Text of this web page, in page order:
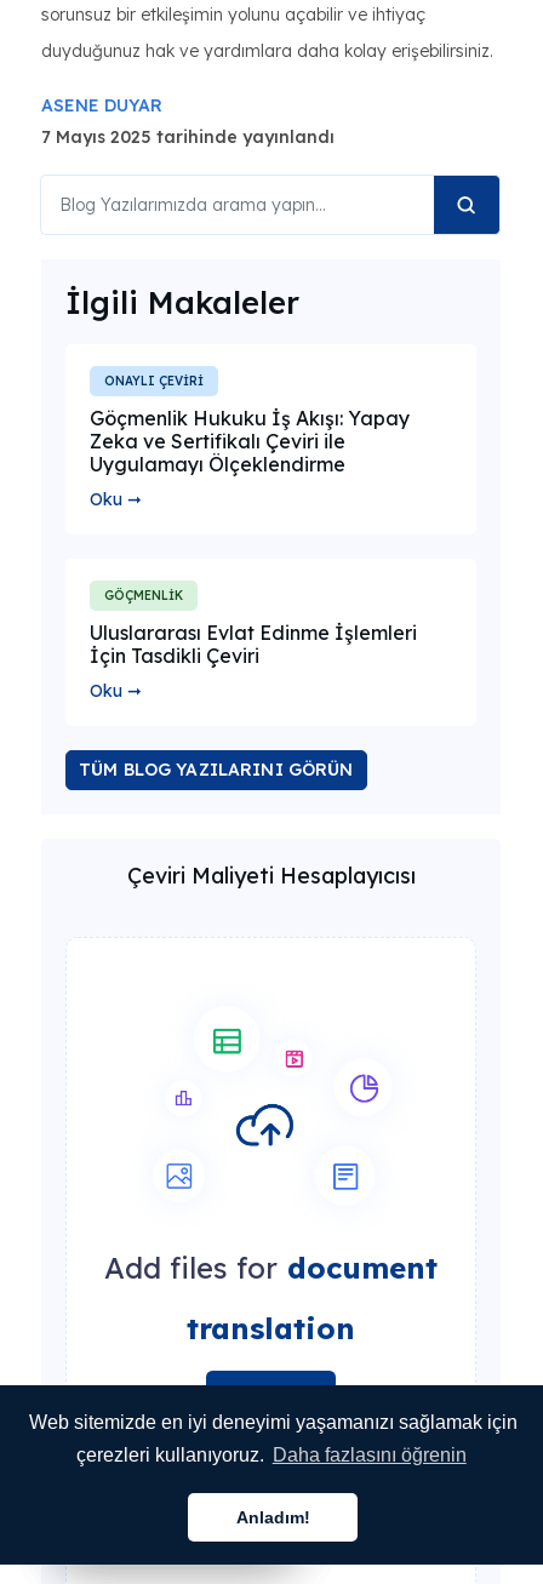
Web sitemizde en iyi deneyimi yaşamanızı sağlamak için
çerezleri kullanıyoruz. Daha fazlasını öğrenin
Anladım!
sorunsuz bir etkileşimin yolunu açabilir ve ihtiyaç
duyduğunuz hak ve yardımlara daha kolay erişebilirsiniz.
ASENE DUYAR
7 Mayıs 2025 tarihinde yayınlandı
İlgili Makaleler
ONAYLI ÇEVİRİ
Göçmenlik Hukuku İş Akışı: Yapay
Zeka ve Sertifikalı Çeviri ile
Uygulamayı Ölçeklendirme
Oku ➞
GÖÇMENLİK
Uluslararası Evlat Edinme İşlemleri
İçin Tasdikli Çeviri
Oku ➞
TÜM BLOG YAZILARINI GÖRÜN
Çeviri Maliyeti Hesaplayıcısı
Add files for document
translation
csv, json, xml, ini, html... see more
Türkçe
Türkçe
Türkçe